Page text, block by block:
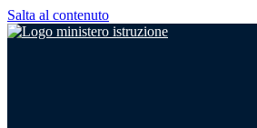
Salta al contenuto